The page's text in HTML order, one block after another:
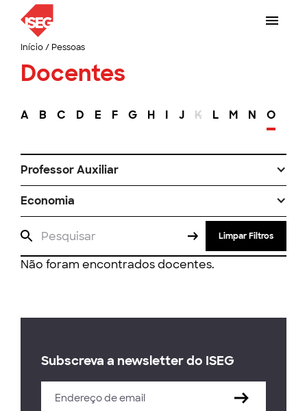
Início/ Pessoas
Docentes
A B C D E F G H I J K L M N O
Professor Auxiliar
Economia
Limpar Filtros
Não foram encontrados docentes.
Subscreva a newsletter do ISEG